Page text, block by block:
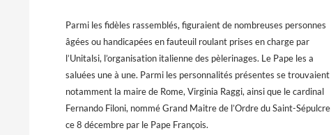
Parmi les fidèles rassemblés, figuraient de nombreuses personnes
âgées ou handicapées en fauteuil roulant prises en charge par
l’Unitalsi, l’organisation italienne des pèlerinages. Le Pape les a
saluées une à une. Parmi les personnalités présentes se trouvaient
notamment la maire de Rome, Virginia Raggi, ainsi que le cardinal
Fernando Filoni, nommé Grand Maitre de l’Ordre du Saint-Sépulcre
ce 8 décembre par le Pape François.